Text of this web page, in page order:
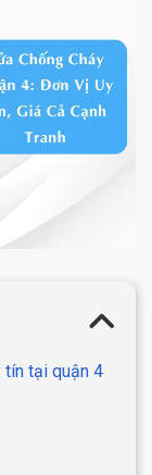
tín tại quận 4